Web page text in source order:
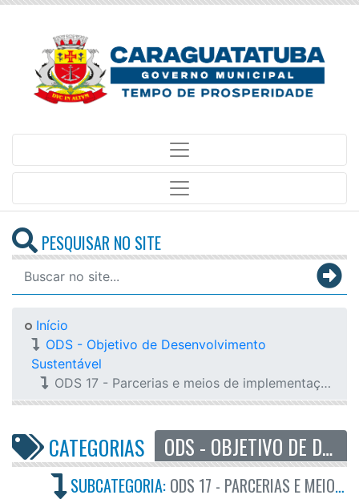
PESQUISAR NO SITE
Início
ODS - Objetivo de Desenvolvimento
Sustentável
ODS 17 - Parcerias e meios de implementação
CATEGORIAS ODS - OBJETIVO DE DESENVOLVIMENTO SUSTENTÁVEL
SUBCATEGORIA: ODS 17 - PARCERIAS E MEIOS DE IMPLEMENTAÇÃO